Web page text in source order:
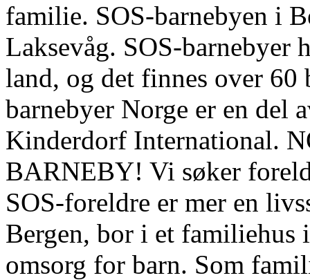
familie. SOS-barnebyen i
Laksevåg. SOS-barnebyer
land, og det finnes over 60
barnebyer Norge er en del
Kinderdorf International.
BARNEBY! Vi søker
SOS-foreldre er mer en
Bergen, bor i et familiehus
omsorg for barn. Som